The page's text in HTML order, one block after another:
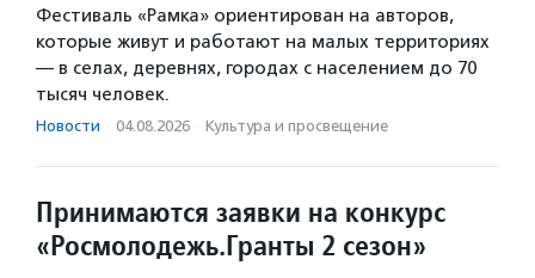
Фестиваль «Рамка» ориентирован на авторов,
которые живут и работают на малых территориях
— в селах, деревнях, городах с населением до 70
тысяч человек.
Новости · 04.08.2026 · Культура и просвещение
Принимаются заявки на конкурс
«Росмолодежь.Гранты 2 сезон»